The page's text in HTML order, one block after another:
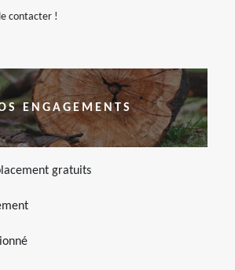
contacter !
ENGAGEMENTS
gratuits